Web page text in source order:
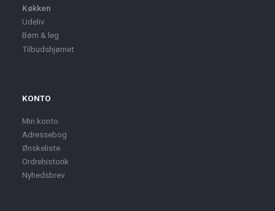
Køkken
Udeliv
Børn & leg
Tilbudshjørnet
KONTO
Min konto
Adressebog
Ønskeliste
Ordrehistorik
Nyhedsbrev